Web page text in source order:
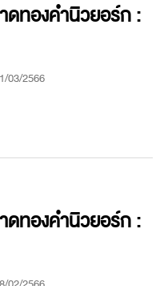
ดทองคำนิวยอร์ก :
03/2566
ดทองคำนิวยอร์ก :